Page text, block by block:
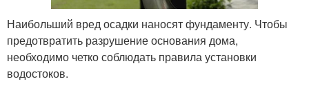
Наибольший вред осадки наносят фундаменту. Чтобы
предотвратить разрушение основания дома,
необходимо четко соблюдать правила установки
водостоков.